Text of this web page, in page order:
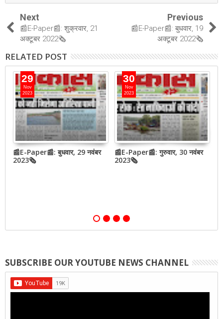
Next
📰E-Paper📰: शुक्रवार, 21
अक्टूबर 2022🗞
Previous
📰E-Paper📰: बुधवार, 19
अक्टूबर 2022🗞
RELATED POST
29
Nov
2023
📰E-Paper📰: बुधवार, 29 नवंबर
2023🗞
30
Nov
2023
📰E-Paper📰: गुरुवार, 30 नवंबर
2023🗞
SUBSCRIBE OUR YOUTUBE NEWS CHANNEL